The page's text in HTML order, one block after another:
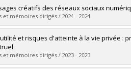
: Ceinos Dumont, Marvin
Master's
:M.S.I.
le document dans Papyrus
créatifs des réseaux sociaux
et mémoires dirigés / 2024 - 2024
:Housseaux, Christopher
Master's
:M. Sc.
le document dans Papyrus
et risques d'atteinte à la vie privée :
et mémoires dirigés / 2023 - 2023